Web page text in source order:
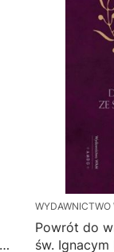
WYDAWNICTWO
Powrót do
św. Ignacym